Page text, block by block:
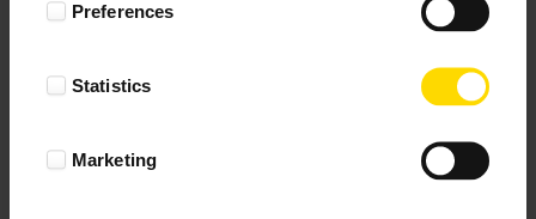
Preferences
Statistics
Marketing
Najbardziej pomocne oceny, które doradzą Ci